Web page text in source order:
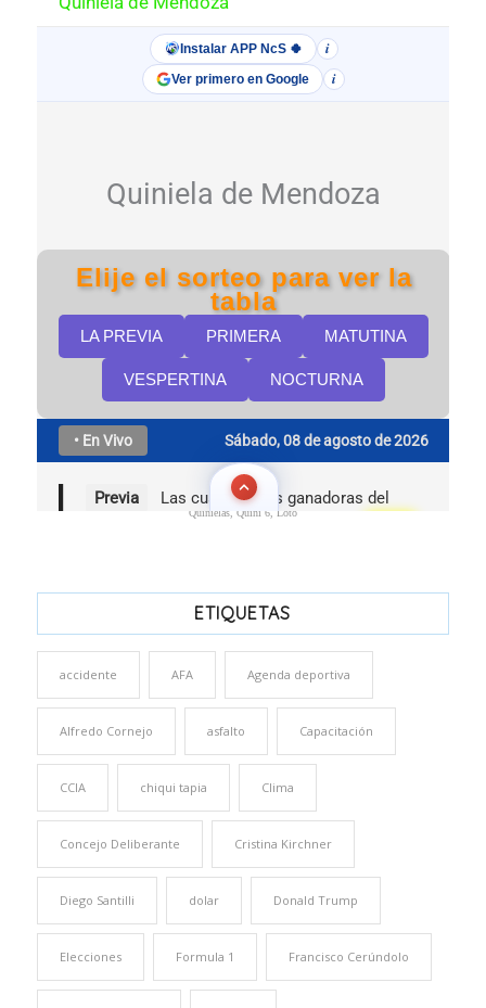
Quinielas, Quini 6, Loto
ETIQUETAS
accidente AFA Agenda deportiva
Alfredo Cornejo asfalto Capacitación
CCIA chiqui tapia Clima
Concejo Deliberante Cristina Kirchner
Diego Santilli dolar Donald Trump
Elecciones Formula 1 Francisco Cerúndolo